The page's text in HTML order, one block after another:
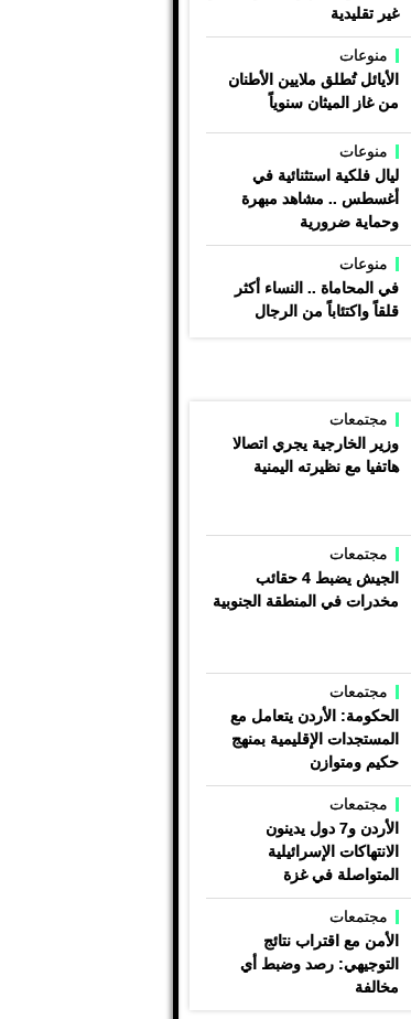
غير تقليدية
منوعات
الأيائل تُطلق ملايين الأطنان
من غاز الميثان سنوياً
منوعات
ليال فلكية استثنائية في
أغسطس .. مشاهد مبهرة
وحماية ضرورية
منوعات
في المحاماة .. النساء أكثر
قلقاً واكتئاباً من الرجال
مجتمعات
وزير الخارجية يجري اتصالا
هاتفيا مع نظيرته اليمنية
مجتمعات
الجيش يضبط 4 حقائب
مخدرات في المنطقة الجنوبية
مجتمعات
الحكومة: الأردن يتعامل مع
المستجدات الإقليمية بمنهج
حكيم ومتوازن
مجتمعات
الأردن و7 دول يدينون
الانتهاكات الإسرائيلية
المتواصلة في غزة
مجتمعات
الأمن مع اقتراب نتائج
التوجيهي: رصد وضبط أي
مخالفة